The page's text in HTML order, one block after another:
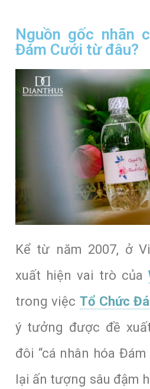
Nguồn gốc nhãn
Đám Cưới từ đâu?
Kể từ năm 2007, ở
xuất hiện vai trò của
trong việcTổ Chức
ý tưởng được đề
đôi “cá nhân hóa
lại ấn tượng sâu đậm